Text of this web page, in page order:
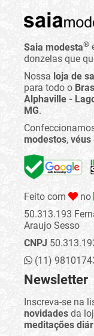
Saia modesta®
donzelas que
Nossa loja de
para todo o
Alphaville -
MG.
modestos, véus
Feito com no
50.313.193
Araujo Sesso
CNPJ
(11)
Newsletter
Inscreva-se na
novidades da
meditações